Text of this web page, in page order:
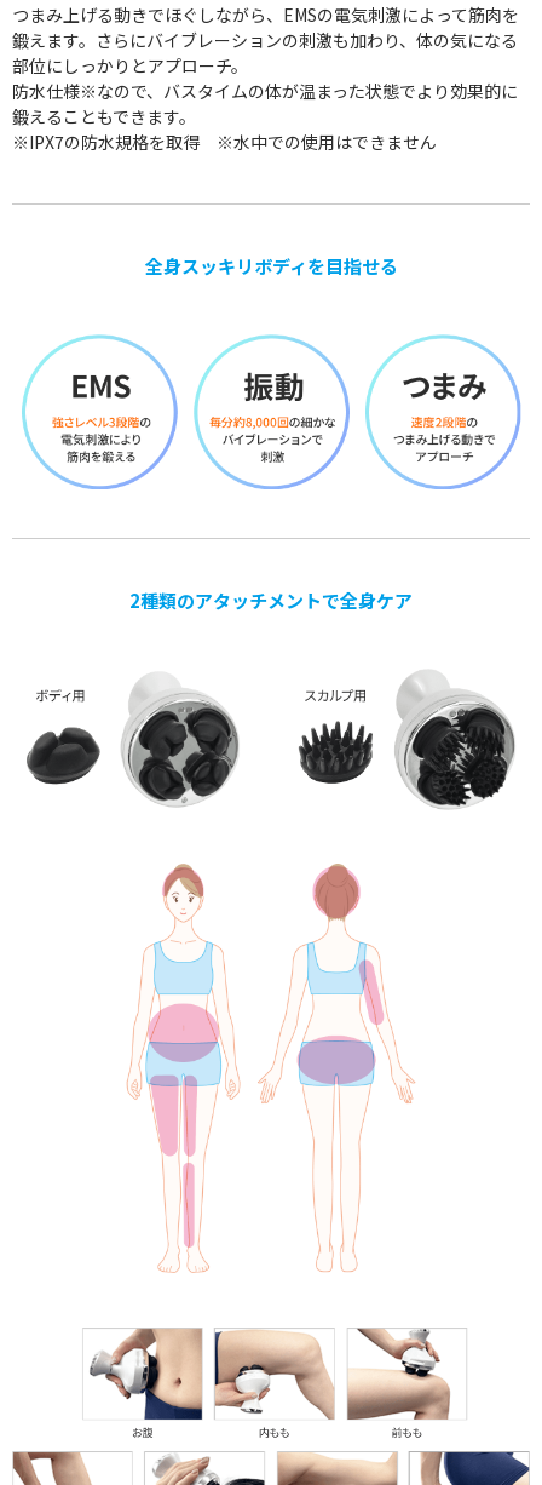
つまみ上げる動きでほぐしながら、EMSの電気刺激によって筋肉を
鍛えます。さらにバイブレーションの刺激も加わり、体の気になる
部位にしっかりとアプローチ。
防水仕様※なので、バスタイムの体が温まった状態でより効果的に
鍛えることもできます。
※IPX7の防水規格を取得 ※水中での使用はできません
全身スッキリボディを目指せる
2種類のアタッチメントで全身ケア